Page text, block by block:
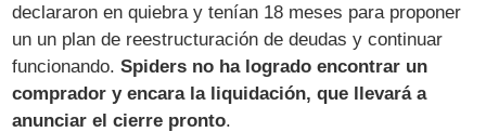
declararon en quiebra y tenían 18 meses para proponer
un un plan de reestructuración de deudas y continuar
funcionando.Spiders no ha logrado encontrar un
comprador y encara la liquidación, que llevará a
anunciar el cierre pronto.